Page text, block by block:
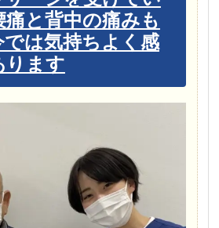
と背中の痛みも
は気持ちよく感
ります